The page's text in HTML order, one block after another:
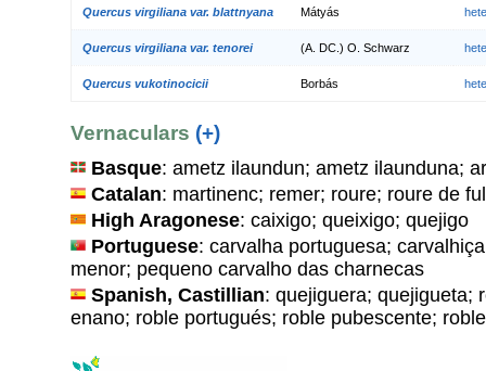
Quercus virgiliana var. blattnyana Mátyás
Quercus virgiliana var. tenorei (A. DC.) O. Schwarz
Quercus vukotinocicii Borbás
Vernaculars (+)
Basque: ametz ilaundun; ametz ilaunduna;
Catalan: martinenc; remer; roure; roure de
High Aragonese: caixigo; queixigo; quejigo
Portuguese: carvalha portuguesa;
menor; pequeno carvalho das charnecas
Spanish, Castillian: quejiguera; quejigueta;
enano; roble portugués; roble pubescente;